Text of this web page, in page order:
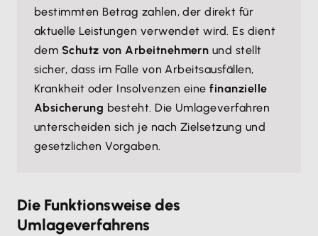
bestimmten Betrag zahlen, der direkt für
aktuelle Leistungen verwendet wird. Es dient
dem Schutz von Arbeitnehmern und stellt
sicher, dass im Falle von Arbeitsausfällen,
Krankheit oder Insolvenzen einefinanzielle
Absicherung besteht. Die Umlageverfahren
unterscheiden sich je nach Zielsetzung und
gesetzlichen Vorgaben.
Die Funktionsweise des
Umlageverfahrens